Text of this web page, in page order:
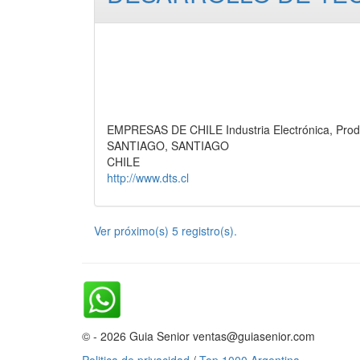
EMPRESAS DE CHILE Industria Electrónica,
SANTIAGO, SANTIAGO
CHILE
http://www.dts.cl
Ver próximo(s) 5 registro(s).
© - 2026 Guia Senior ventas@guiasenior.com